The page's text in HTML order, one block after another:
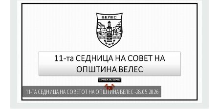
11-ТА СЕДНИЦА НА СОВЕТОТ НА ОПШТИНА ВЕЛЕС -28.05.2026